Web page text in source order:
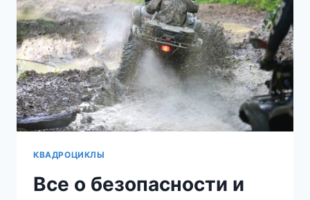
ВНИМАНИЕ
ПЕРЕД
ЕГО
ПОДПИСАНИЕМ?
КВАДРОЦИКЛЫ
Все о безопасности и